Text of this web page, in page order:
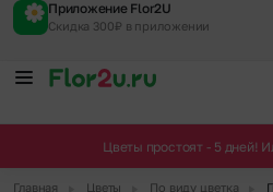
Приложение Flor2U
Скидка 300₽ в приложении
Цветы простоят - 5 дней!
Главная Цветы По виду цветка